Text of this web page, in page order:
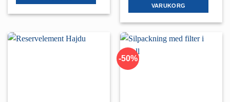
375 kr.
VARUKORG
-50%